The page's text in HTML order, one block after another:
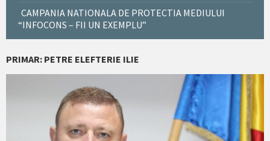
CAMPANIA NATIONALA DE PROTECTIA MEDIULUI
“INFOCONS – FII UN EXEMPLU”
PRIMAR: PETRE ELEFTERIE ILIE